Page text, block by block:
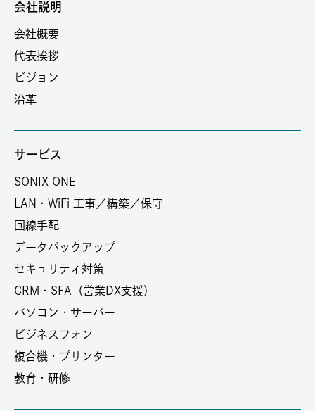
会社説明
会社概要
代表挨拶
ビジョン
沿革
サービス
SONIX ONE
LAN・WiFi 工事／構築／保守
回線手配
データバックアップ
セキュリティ対策
CRM・SFA（営業DX支援）
パソコン・サーバー
ビジネスフォン
複合機・プリンター
教育・研修